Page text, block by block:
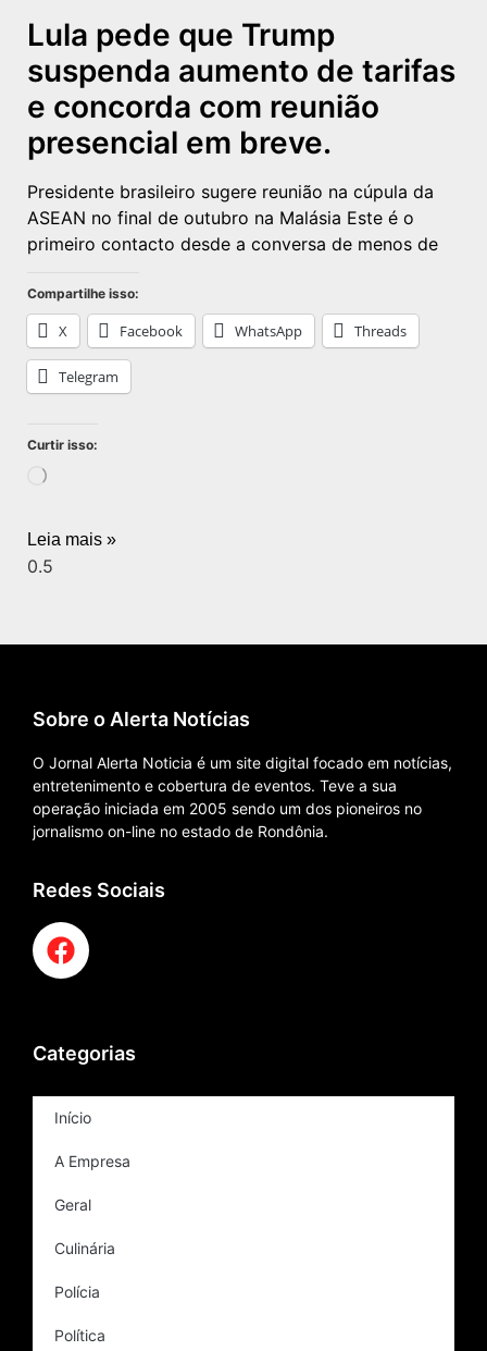
Lula pede que Trump
suspenda aumento de tarifas
e concorda com reunião
presencial em breve.
Presidente brasileiro sugere reunião na cúpula da
ASEAN no final de outubro na Malásia Este é o
primeiro contacto desde a conversa de menos de
Compartilhe isso:
X Facebook WhatsApp Threads
Telegram
Curtir isso:
Leia mais »
Sobre o Alerta Notícias
O Jornal Alerta Noticia é um site digital focado em notícias,
entretenimento e cobertura de eventos. Teve a sua
operação iniciada em 2005 sendo um dos pioneiros no
jornalismo on-line no estado de Rondônia.
Redes Sociais
Categorias
Início
A Empresa
Geral
Culinária
Polícia
Política